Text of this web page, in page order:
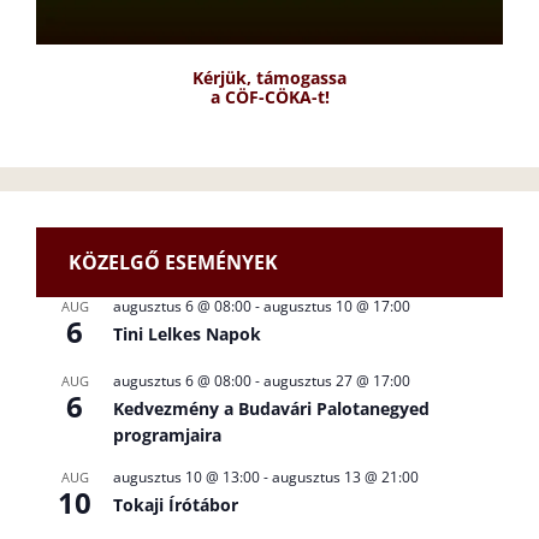
Kérjük, támogassa
a CÖF-CÖKA-t!
KÖZELGŐ ESEMÉNYEK
AUG
6
augusztus 6 @ 08:00-augusztus 10 @ 17:00
Tini Lelkes Napok
AUG
6
augusztus 6 @ 08:00-augusztus 27 @ 17:00
Kedvezmény a Budavári Palotanegyed
programjaira
AUG
10
augusztus 10 @ 13:00-augusztus 13 @ 21:00
Tokaji Írótábor